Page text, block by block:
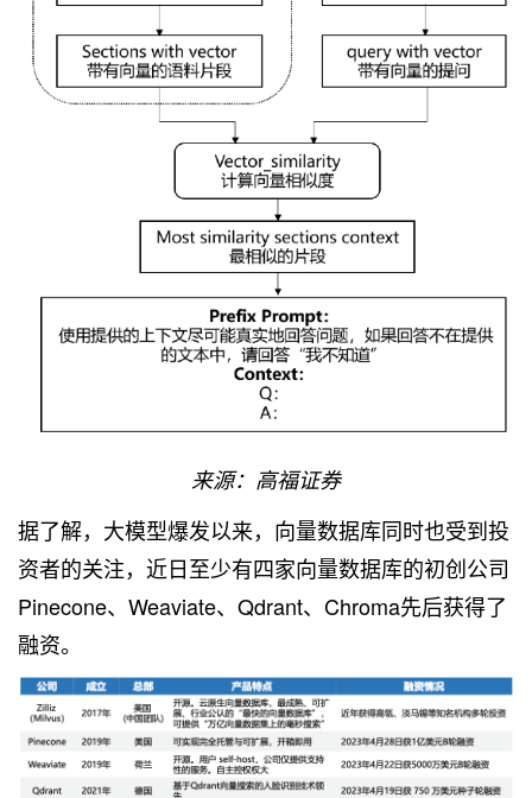
来源：高福证券
据了解，大模型爆发以来，向量数据库同时也受到投
资者的关注，近日至少有四家向量数据库的初创公司
Pinecone、Weaviate、Qdrant、Chroma先后获得了
融资。